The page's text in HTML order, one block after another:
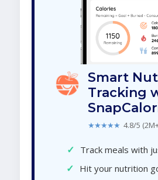
Smart
Tracking
★★★★★ 4.8/5
✓ Track meals with
✓ Hit your nutrition